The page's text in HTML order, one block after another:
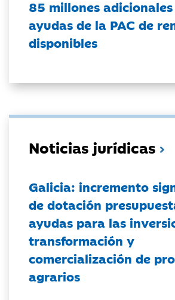
85 millones
ayudas de la PAC de
disponibles
Noticias jurídicas
Galicia: incremento
de dotación
ayudas para las
transformación y
comercialización de
agrarios